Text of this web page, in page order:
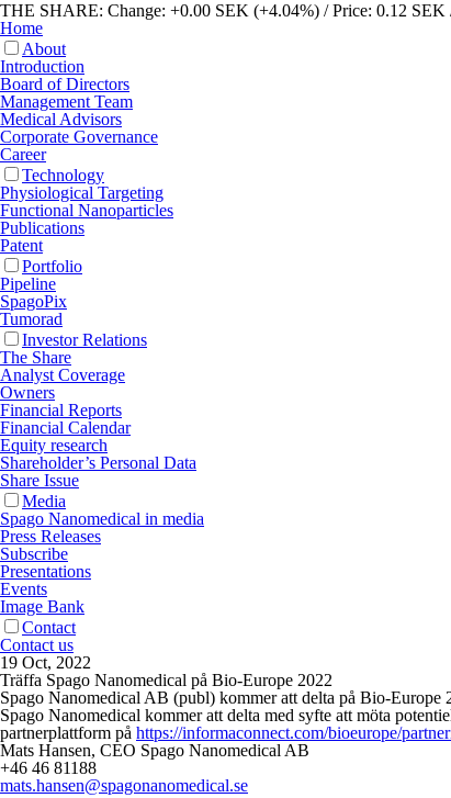
THE SHARE: Change: +0.00 SEK (+4.04%) / Price: 0.12
Home
About
Introduction
Board of Directors
Management Team
Medical Advisors
Corporate Governance
Career
Technology
Physiological Targeting
Functional Nanoparticles
Publications
Patent
Portfolio
Pipeline
SpagoPix
Tumorad
Investor Relations
The Share
Analyst Coverage
Owners
Financial Reports
Financial Calendar
Equity research
Shareholder’s Personal Data
Share Issue
Media
Spago Nanomedical in media
Press Releases
Subscribe
Presentations
Events
Image Bank
Contact
Contact us
19 Oct, 2022
Träffa Spago Nanomedical på Bio-Europe 2022
Spago Nanomedical AB (publ) kommer att delta på Bio-
Spago Nanomedical kommer att delta med syfte att möta
partnerplattform på https://informaconnect.com/bioeurope/
Mats Hansen, CEO Spago Nanomedical AB
+46 46 81188
mats.hansen@spagonanomedical.se